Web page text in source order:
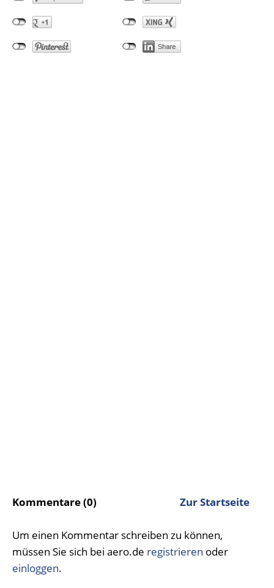
Kommentare (0) Zur Startseite
Um einen Kommentar schreiben zu können,
müssen Sie sich bei aero.de registrieren oder
einloggen.